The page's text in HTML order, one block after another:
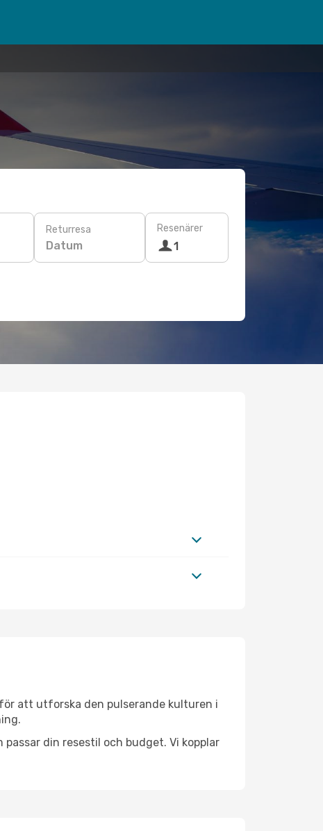
Returresa
Datum
Resenärer
1
att utforska den pulserande kulturen i
din resestil och budget. Vi kopplar